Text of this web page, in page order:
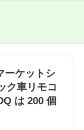
ーケットシ
ク車リモコ
は 200 個